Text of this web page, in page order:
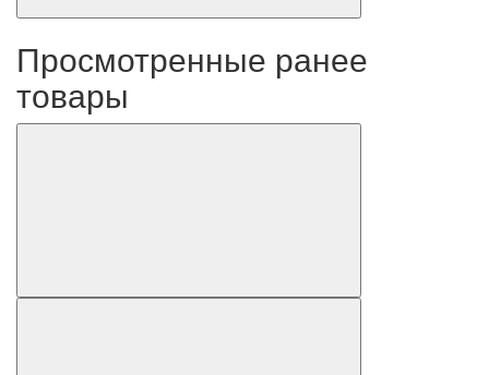
Просмотренные ранее
товары